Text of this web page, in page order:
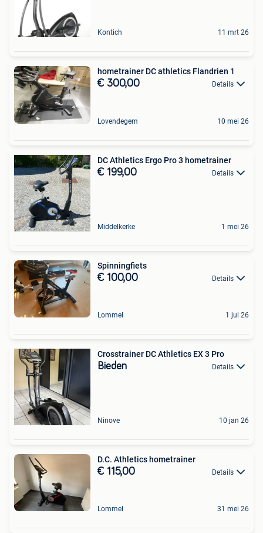
Kontich 11 mrt 26
hometrainer DC athletics Flandrien 1
€ 300,00 Details
Lovendegem 10 mei 26
DC Athletics Ergo Pro 3 hometrainer
€ 199,00 Details
Middelkerke 1 mei 26
Spinningfiets
€ 100,00 Details
Lommel 1 jul 26
Crosstrainer DC Athletics EX 3 Pro
Bieden Details
Ninove 10 jan 26
D.C. Athletics hometrainer
€ 115,00 Details
Lommel 31 mei 26